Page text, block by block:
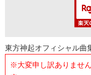
東方神起オフィシャル曲
※大変申し訳ありませ